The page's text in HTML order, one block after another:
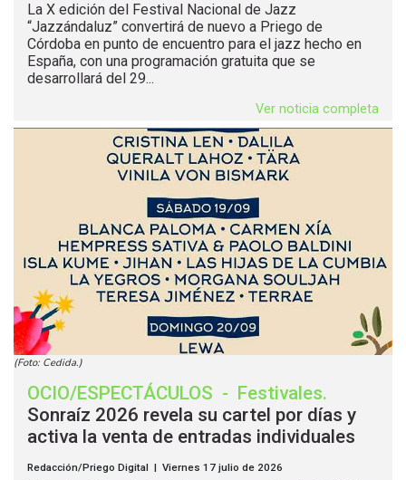
La X edición del Festival Nacional de Jazz
“Jazzándaluz” convertirá de nuevo a Priego de
Córdoba en punto de encuentro para el jazz hecho en
España, con una programación gratuita que se
desarrollará del 29...
Ver noticia completa
(Foto: Cedida.)
OCIO/ESPECTÁCULOS - Festivales.
Sonraíz 2026 revela su cartel por días y
activa la venta de entradas individuales
Redacción/Priego Digital | Viernes 17 julio de 2026